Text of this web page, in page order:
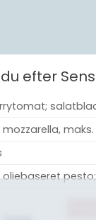
efter
mozzarella,
oliebaseret